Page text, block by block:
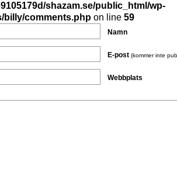
shazam.se/public_html/wp-
billy/comments.php on line 59
Namn
E-post (kommer inte
Webbplats